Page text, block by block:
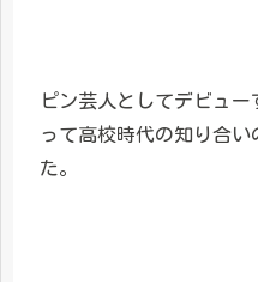
ピン芸人としてデビュ
って高校時代の知り合
た。